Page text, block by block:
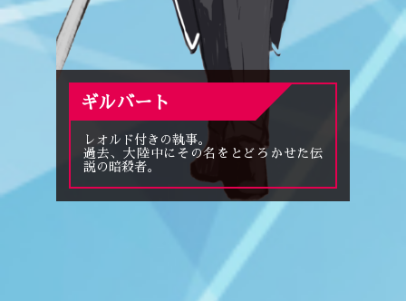
ギルバート
レオルド付きの執事。
過去、大陸中にその名をとどろかせた伝
説の暗殺者。